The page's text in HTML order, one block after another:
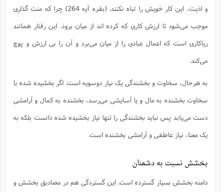
و اذیت، این کار خویش را تباه نکنند. (بقره آیه 264) چرا که منت گذاری
موجب می‌شود تا ارزش کاری که کرده اند از میان برود. این رفتار همانند
ریاکاری است که اعمال عبادی را از میان می‌برد و آن را بی ارزش و پوچ
می‌کند.
به هرحال، سخاوت و بخشندگی یک نیاز دوسویه است. اگر بخشیده شده با
سخاوت بخشنده به مال و یا آسایشی می‌رسد، بخشنده به کمال و آرامشی
دست می‌یابد پس نباید بخشندگی را تنها نیاز بخشیده شده دانست بلکه به
یک معنا، نیاز عاطفی و آرامشی بخشنده است.
بخشش نسبت به دشمنان
دامنه بخشش بسیار گسترده است. این گستردگی هم در مصادیق بخشش و